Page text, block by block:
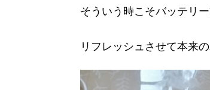
そういう時こそバッテリ
リフレッシュさせて本来